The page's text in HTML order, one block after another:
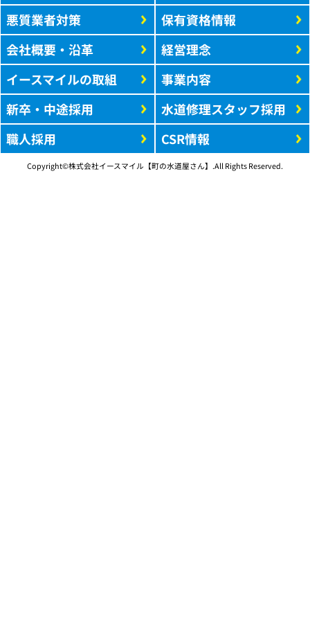
悪質業者対策
会社概要・沿革
イースマイルの取組
新卒・中途採用
職人採用
保有資格情報
経営理念
事業内容
水道修理スタッフ採用
CSR情報
Copyright©株式会社イースマイル【町の水道屋さん】.All Rights Reserved.